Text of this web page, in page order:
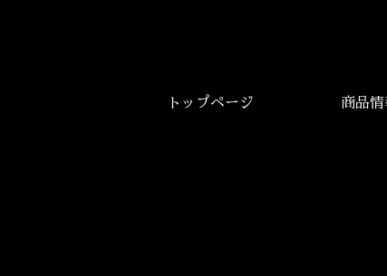
トップページ 商品情